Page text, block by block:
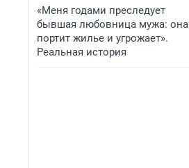
«Меня годами преследует
бывшая любовница мужа: она
портит жилье и угрожает».
Реальная история